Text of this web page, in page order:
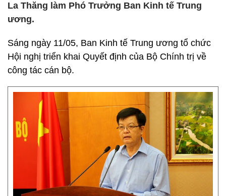
La Thăng làm Phó Trưởng Ban Kinh tế Trung
ương.
Sáng ngày 11/05, Ban Kinh tế Trung ương tổ chức
Hội nghị triển khai Quyết định của Bộ Chính trị về
công tác cán bộ.